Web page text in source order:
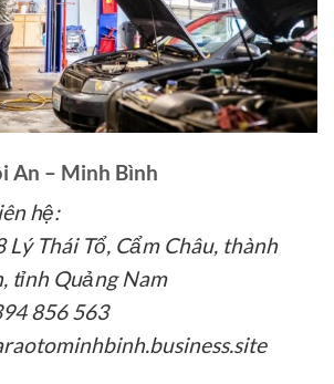
An – Minh Bình
hệ:
Lý Thái Tổ, Cẩm Châu, thành
tỉnh Quảng Nam
856 563